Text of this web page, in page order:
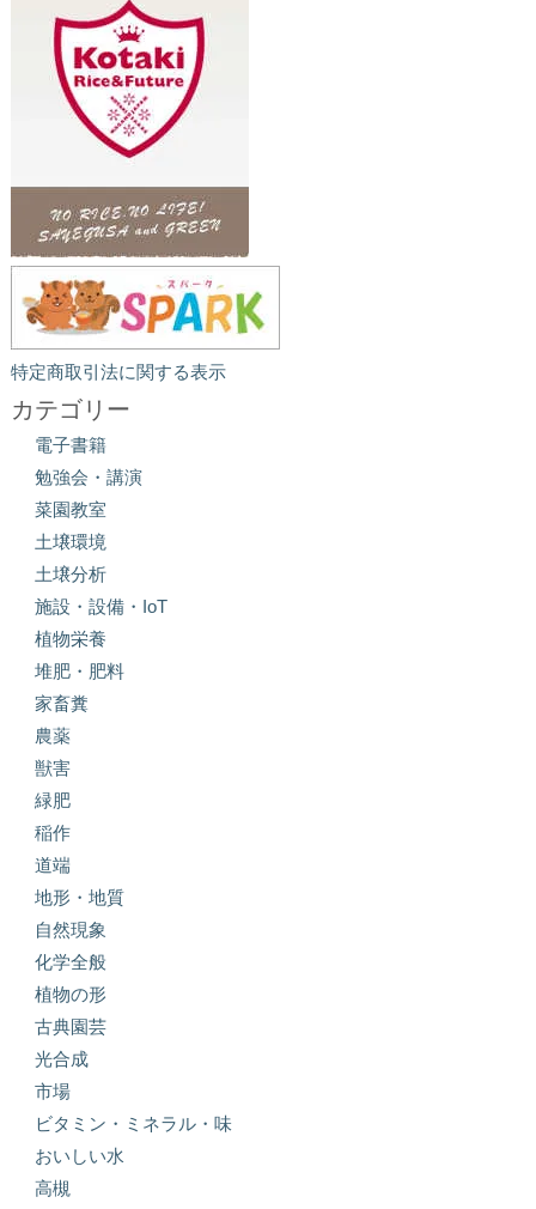
特定商取引法に関する表示
カテゴリー
電子書籍
勉強会・講演
菜園教室
土壌環境
土壌分析
施設・設備・IoT
植物栄養
堆肥・肥料
家畜糞
農薬
獣害
緑肥
稲作
道端
地形・地質
自然現象
化学全般
植物の形
古典園芸
光合成
市場
ビタミン・ミネラル・味
おいしい水
高槻